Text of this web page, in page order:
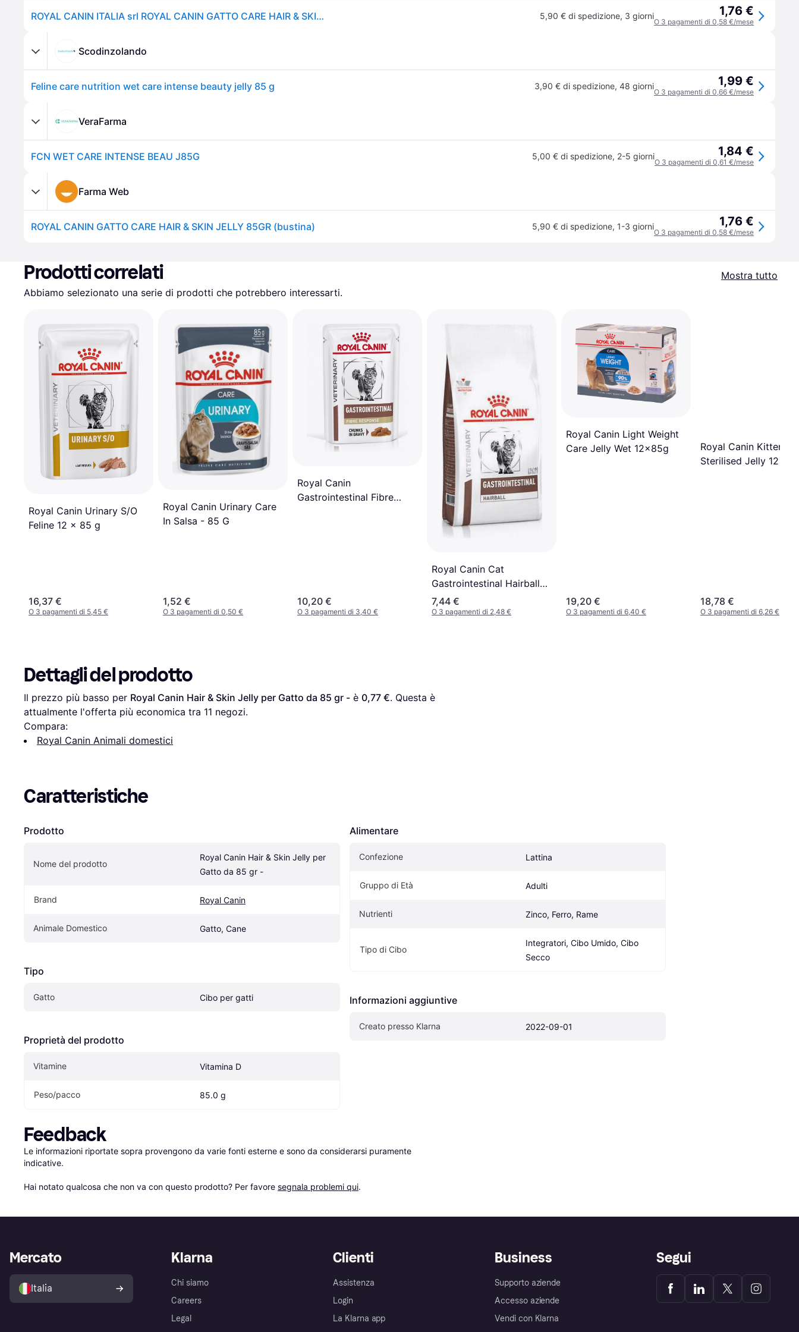
ROYAL CANIN ITALIA srl ROYAL CANIN GATTO CARE HAIR & SKIN JELLY 85GR (bustina) 5,90 € di spedizione, 3 giorni 1,76 €
O 3 pagamenti di 0,58 €/mese
Scodinzolando
Feline care nutrition wet care intense beauty jelly 85 g 3,90 € di spedizione, 48 giorni 1,99 €
O 3 pagamenti di 0,66 €/mese
VeraFarma
FCN WET CARE INTENSE BEAU J85G 5,00 € di spedizione, 2-5 giorni 1,84 €
O 3 pagamenti di 0,61 €/mese
Farma Web
ROYAL CANIN GATTO CARE HAIR & SKIN JELLY 85GR (bustina) 5,90 € di spedizione, 1-3 giorni 1,76 €
O 3 pagamenti di 0,58 €/mese
Prodotti correlati
Mostra tutto
Abbiamo selezionato una serie di prodotti che potrebbero interessarti.
Royal Canin Urinary S/O
Feline 12 x 85 g
16,37 €
O 3 pagamenti di 5,45 €
Royal Canin Urinary Care
In Salsa - 85 G
1,52 €
O 3 pagamenti di 0,50 €
Royal Canin
Gastrointestinal Fibre
10,20 €
O 3 pagamenti di 3,40 €
Royal Canin Cat
Gastrointestinal Hairball
400 g
7,44 €
O 3 pagamenti di 2,48 €
Royal Canin Light Weight
Care Jelly Wet 12x85g
19,20 €
O 3 pagamenti di 6,40 €
Royal Canin Kitten
Sterilised Jelly 12 x
18,78 €
O 3 pagamenti di 6,26 €
Dettagli del prodotto
Il prezzo più basso per Royal Canin Hair & Skin Jelly per Gatto da 85 gr - è 0,77 €. Questa è
attualmente l'offerta più economica tra 11 negozi.
Compara:
Royal Canin Animali domestici
Caratteristiche
Prodotto
Nome del prodotto
Royal Canin Hair & Skin Jelly per
Gatto da 85 gr -
Brand Royal Canin
Animale Domestico Gatto, Cane
Tipo
Gatto Cibo per gatti
Proprietà del prodotto
Vitamine Vitamina D
Peso/pacco 85.0 g
Alimentare
Confezione Lattina
Gruppo di Età Adulti
Nutrienti Zinco, Ferro, Rame
Tipo di Cibo
Integratori, Cibo Umido, Cibo
Secco
Informazioni aggiuntive
Creato presso Klarna 2022-09-01
Feedback
Le informazioni riportate sopra provengono da varie fonti esterne e sono da considerarsi puramente
indicative.
Hai notato qualcosa che non va con questo prodotto? Per favore segnala problemi qui.
Klarna
Chi siamo
Careers
Legal
Clienti
Assistenza
Login
La Klarna app
Business
Supporto aziende
Accesso aziende
Vendi con Klarna
Mercato
Italia
Segui